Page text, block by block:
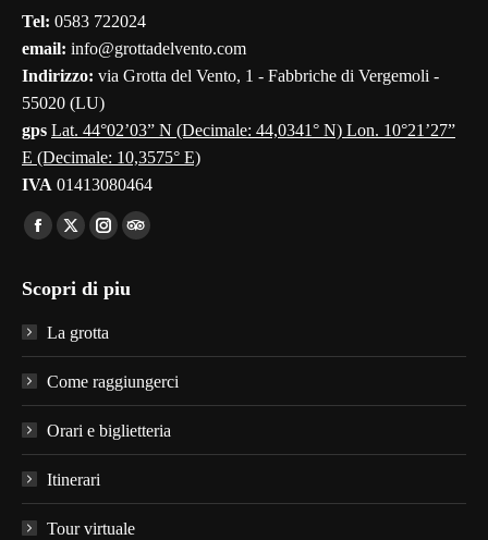
new
window
new
window
new
window
new
window
new
window
Tel: 0583 722024
email: info@grottadelvento.com
Indirizzo: via Grotta del Vento, 1 - Fabbriche di Vergemoli -
55020 (LU)
gps Lat. 44°02’03” N (Decimale: 44,0341° N) Lon. 10°21’27”
E (Decimale: 10,3575° E)
IVA 01413080464
Find us on:
Facebook
opens
in
window
X
opens
window
Instagram
opens
window
TripAdvisor
window
Scopri di piu
La grotta
Come raggiungerci
Orari e biglietteria
Itinerari
Tour virtuale